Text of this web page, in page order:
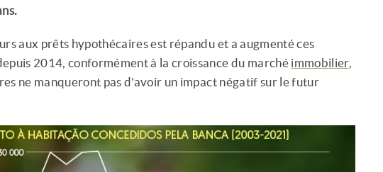
aux prêts hypothécaires est répandu et a augmenté ces
2014, conformément à la croissance du marché immobilier,
ne manqueront pas d'avoir un impact négatif sur le futur